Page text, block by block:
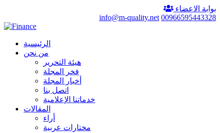
بوابة الاعضاء
00966595443328
info@m-quality.net
الرئيسية
من نحن
هيئة التحرير
فخر المجلة
أخبار المجلة
اتصل بنا
خدماتنا الإعلامية
المقالات
أراء
مختارات عربية